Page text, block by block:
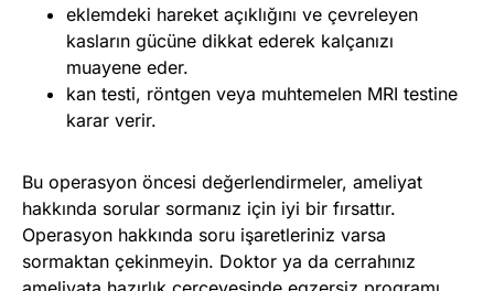
eklemdeki hareket açıklığını ve çevreleyen
kasların gücüne dikkat ederek kalçanızı
muayene eder.
kan testi, röntgen veya muhtemelen MRI testine
karar verir.
Bu operasyon öncesi değerlendirmeler, ameliyat
hakkında sorular sormanız için iyi bir fırsattır.
Operasyon hakkında soru işaretleriniz varsa
sormaktan çekinmeyin. Doktor ya da cerrahınız